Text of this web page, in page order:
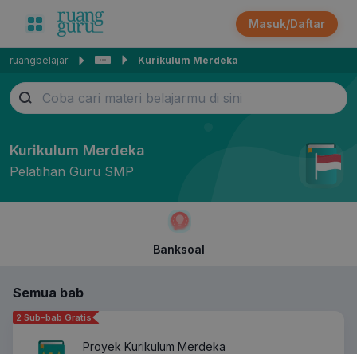
Masuk/Daftar
ruangbelajar Kurikulum Merdeka
Kurikulum Merdeka
Pelatihan Guru SMP
Banksoal
Semua bab
2 Sub-bab Gratis
Proyek Kurikulum Merdeka